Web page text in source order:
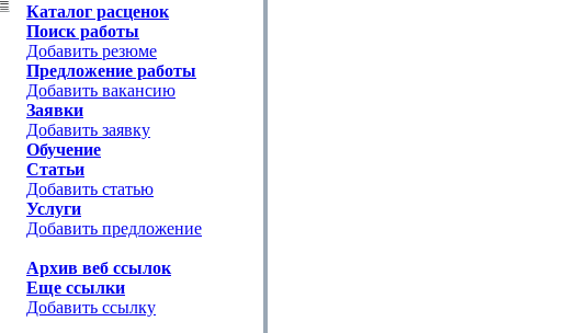
Каталог расценок
Поиск работы
Добавить резюме
Предложение работы
Добавить вакансию
Заявки
Добавить заявку
Обучение
Статьи
Добавить статью
Услуги
Добавить предложение
Архив веб ссылок
Еще ссылки
Добавить ссылку